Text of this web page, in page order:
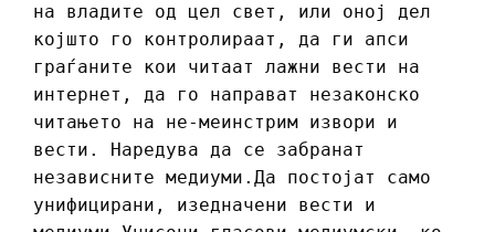
на владите од цел свет, или оној дел
којшто го контролираат, да ги апси
граѓаните кои читаат лажни вести на
интернет, да го направат незаконско
читањето на не-меинстрим извори и
вести. Наредува да се забранат
независните медиуми.Да постојат само
унифицирани, изедначени вести и